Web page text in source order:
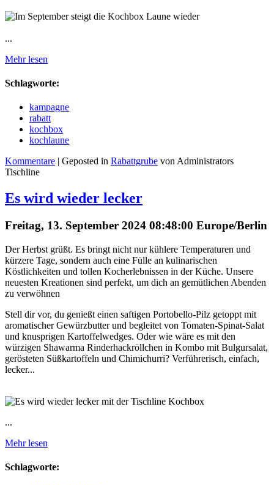
...
Mehr lesen
Schlagworte:
kampagne
rabatt
kochbox
kochlaune
Kommentare | Geposted in Rabattgrube von Administrators
Tischline
Es wird wieder lecker
Freitag, 13. September 2024 08:48:00 Europe/Berlin
Der Herbst grüßt. Es bringt nicht nur kühlere Temperaturen und
kürzere Tage, sondern auch eine Fülle an kulinarischen
Köstlichkeiten und tollen Kocherlebnissen in der Küche. Unsere
neuesten Kreationen sind perfekt, um dich an gemütlichen Abenden
zu verwöhnen
Stell dir vor, du genießt einen saftigen Portobello-Pilz getoppt mit
aromatischer Gewürzbutter und begleitet von Tomaten-Spinat-Salat
und knusprigen Kartoffelwedges. Oder wie wäre es mit den
würzigen Shawarma Rinderhackröllchen in Kombo mit Bulgursalat,
gerösteten Süßkartoffeln und Chimichurri? Verführerisch, einfach,
lecker...
...
Mehr lesen
Schlagworte: